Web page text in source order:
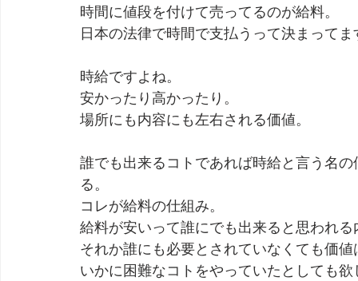
時間に値段を付けて売ってるのが給料。
日本の法律で時間で支払うって決まってま
時給ですよね。
安かったり高かったり。
場所にも内容にも左右される価値。
誰でも出来るコトであれば時給と言う名
る。
コレが給料の仕組み。
給料が安いって誰にでも出来ると思われ
それか誰にも必要とされていなくても価
いかに困難なコトをやっていたとしても